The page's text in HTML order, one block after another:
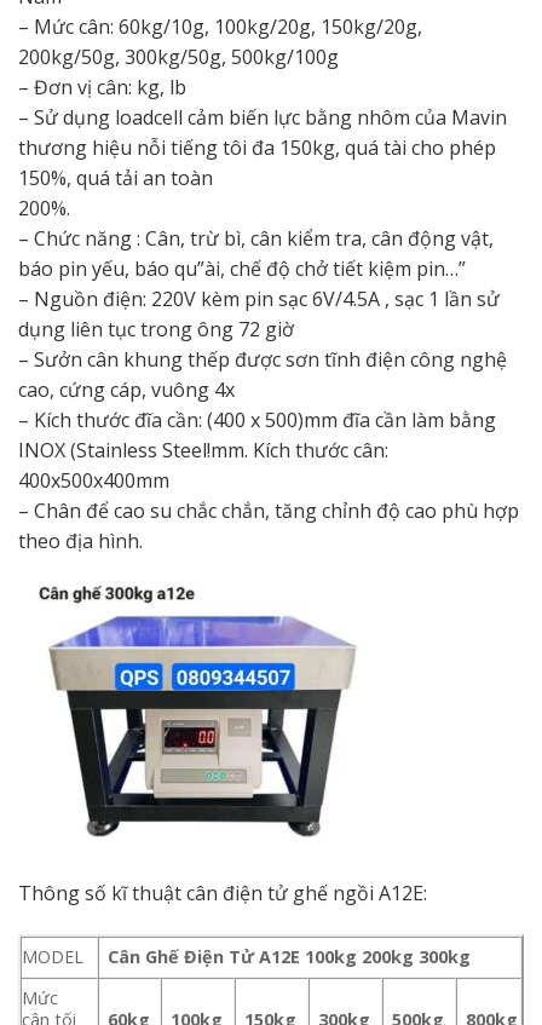
– Mức cân: 60kg/10g, 100kg/20g, 150kg/20g,
200kg/50g, 300kg/50g, 500kg/100g
– Đơn vị cân: kg, lb
– Sử dụng loadcell cảm biến lực bằng nhôm của Mavin
thương hiệu nỗi tiếng tôi đa 150kg, quá tài cho phép
150%, quá tải an toàn
200%.
– Chức năng : Cân, trừ bì, cân kiểm tra, cân động vật,
báo pin yếu, báo qu”ài, chế độ chở tiết kiệm pin…”
– Nguồn điện: 220V kèm pin sạc 6V/4.5A , sạc 1 lần sử
dụng liên tục trong ông 72 giờ
– Sưởn cân khung thếp được sơn tĩnh điện công nghệ
cao, cứng cáp, vuông 4x
– Kích thước đĩa cần: (400 x 500)mm đĩa cần làm bằng
INOX (Stainless Steel!mm. Kích thước cân:
400x500x400mm
– Chân để cao su chắc chắn, tăng chỉnh độ cao phù hợp
theo địa hình.
Thông số kĩ thuật cân điện tử ghế ngồi A12E:
MODEL
Cân Ghế Điện Tử A12E 100kg 200kg 300kg
Mức
cân tối
60kg 100kg 150kg 300kg 500kg 800kg